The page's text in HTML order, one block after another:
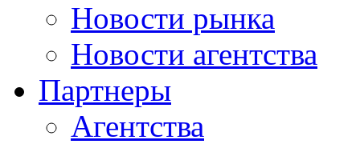
Новости рынка
Новости агентства
Партнеры
Агентства